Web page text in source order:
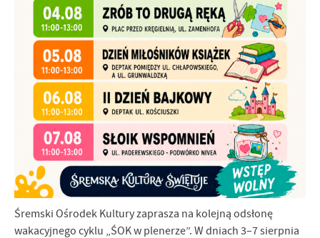
Śremski Ośrodek Kultury zaprasza na kolejną odsłonę
wakacyjnego cyklu „ŚOK w plenerze”. W dniach 3–7 sierpnia